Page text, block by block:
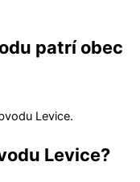
patrí obec
Levice.
Levice?